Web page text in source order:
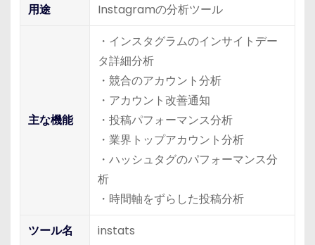
用途 Instagramの分析ツール
主な機能
・インスタグラムのインサイトデー
タ詳細分析
・競合のアカウント分析
・アカウント改善通知
・投稿パフォーマンス分析
・業界トップアカウント分析
・ハッシュタグのパフォーマンス分
析
・時間軸をずらした投稿分析
ツール名
instats